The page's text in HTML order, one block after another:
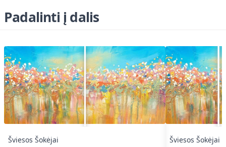
Padalinti į dalis
Šviesos Šokėjai Šviesos Šokėjai